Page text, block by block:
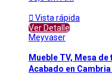
 Vista rápida
Ver Detalle
Meyvaser
Mueble TV, Mesa
Acabado en Cambria